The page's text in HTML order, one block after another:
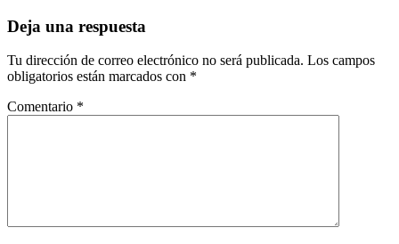
Deja una respuesta
Tu dirección de correo electrónico no será publicada. Los campos
obligatorios están marcados con *
Comentario *